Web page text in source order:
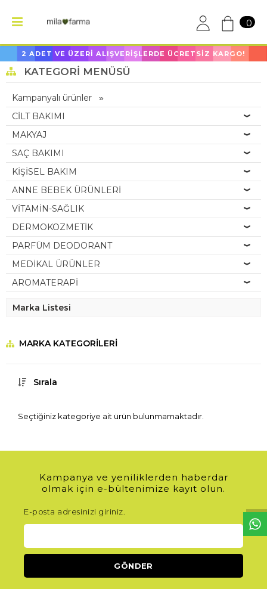
0
2 ADET VE ÜZERİ ALIŞVERİŞLERDE ÜCRETSİZ KARGO!
KATEGORI MENÜSÜ
Kampanyalı ürünler
CİLT BAKIMI
MAKYAJ
SAÇ BAKIMI
KİŞİSEL BAKIM
ANNE BEBEK ÜRÜNLERİ
VİTAMİN-SAĞLIK
DERMOKOZMETİK
PARFÜM DEODORANT
MEDİKAL ÜRÜNLER
AROMATERAPİ
Marka Listesi
MARKA KATEGORILERI
Sırala
Seçtiğiniz kategoriye ait ürün bulunmamaktadır.
Kampanya ve yeniliklerden haberdar
olmak için e-bültenimize kayıt olun.
E-posta adresinizi giriniz.